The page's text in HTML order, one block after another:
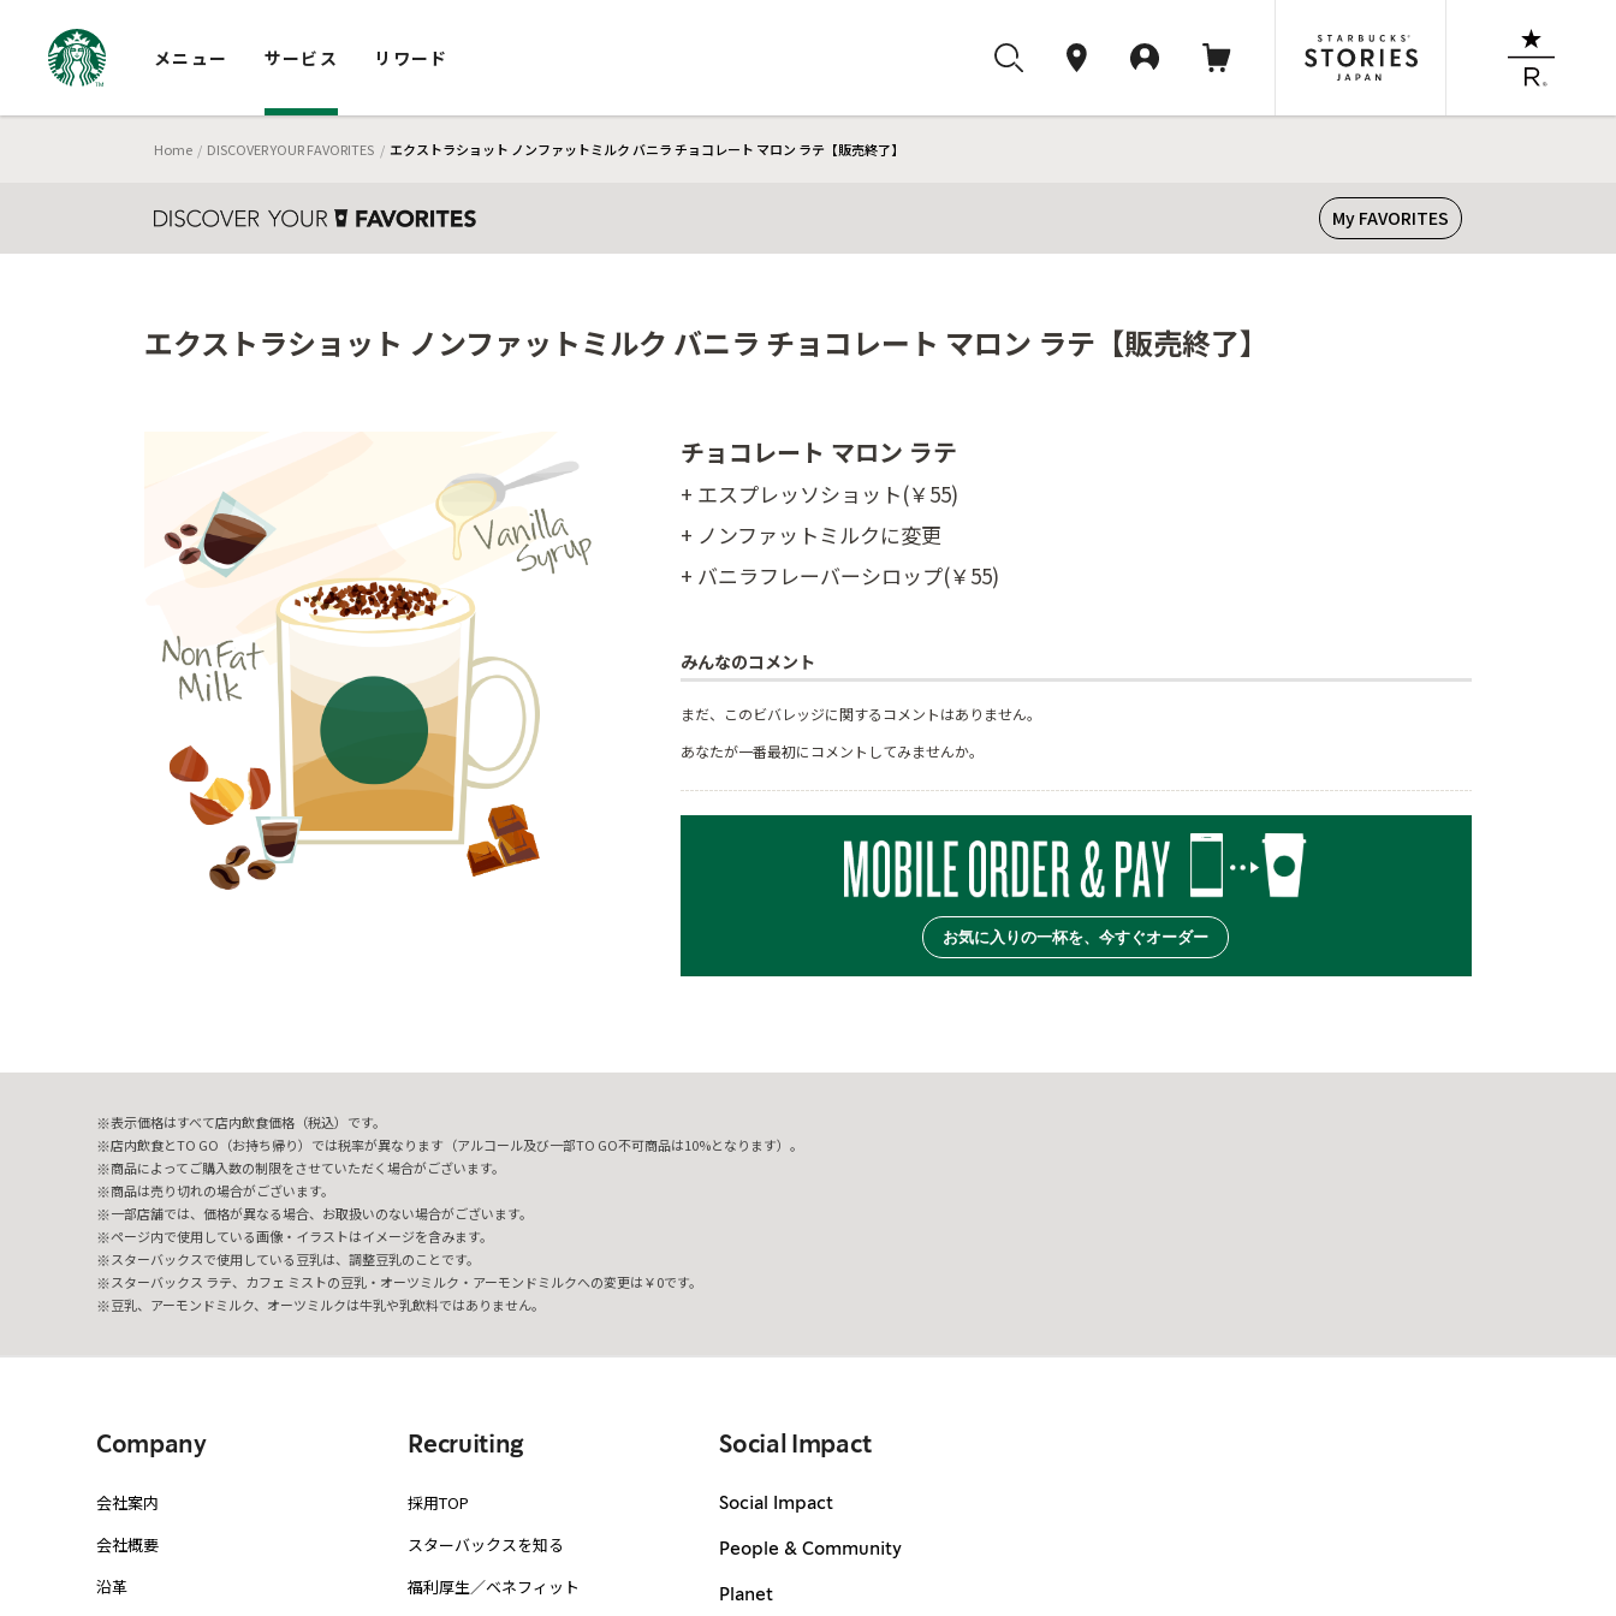
メニュー サービス リワード
Home DISCOVER YOUR FAVORITES エクストラショット ノンファットミルク バニラ チョコレート マロン ラテ【販売終了】
My FAVORITES
エクストラショット ノンファットミルク バニラ チョコレート マロン ラテ【販売終了】
チョコレート マロン ラテ
+ エスプレッソショット(￥55)
+ ノンファットミルクに変更
+ バニラフレーバーシロップ(￥55)
みんなのコメント
まだ、このビバレッジに関するコメントはありません。
あなたが一番最初にコメントしてみませんか。
お気に入りの一杯を、今すぐオーダー
表示価格はすべて店内飲食価格（税込）です。
店内飲食とTO GO（お持ち帰り）では税率が異なります（アルコール及び一部TO GO不可商品は10%となります）。
商品によってご購入数の制限をさせていただく場合がございます。
商品は売り切れの場合がございます。
一部店舗では、価格が異なる場合、お取扱いのない場合がございます。
ページ内で使用している画像・イラストはイメージを含みます。
スターバックスで使用している豆乳は、調整豆乳のことです。
スターバックス ラテ、カフェ ミストの豆乳・オーツミルク・アーモンドミルクへの変更は￥0です。
豆乳、アーモンドミルク、オーツミルクは牛乳や乳飲料ではありません。
Company
会社案内
会社概要
沿革
Recruiting
採用TOP
スターバックスを知る
福利厚生／ベネフィット
Social Impact
Social Impact
People & Community
Planet